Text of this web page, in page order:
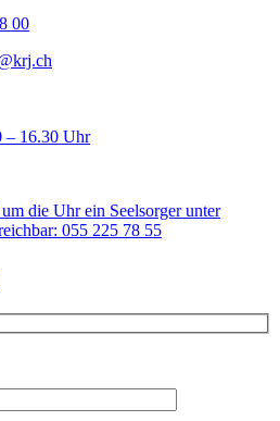
00
– 16.30 Uhr
die Uhr ein Seelsorger unter
055 225 78 55